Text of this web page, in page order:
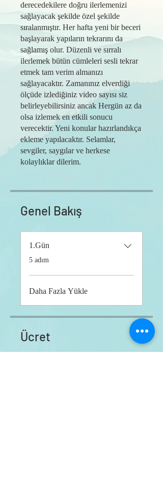
derecedekilere doğru ilerlemenizi
sağlayacak şekilde özel şekilde
sıralanmıştır. Her hafta yeni bir beceri
başlayarak yapıların tekrarını da
sağlamış olur. Düzenli ve sırralı
ilerlemek bütün cümleleri sesli tekrar
etmek tam verim almanızı
sağlayacaktır. Zamanınız elverdiği
ölçüde izlediğiniz video sayısı siz
belirleyebilirsiniz ancak Hergün az da
olsa izlemek en etkili sonucu
verecektir. Yeni konular hazırlandıkça
ekleme yapılacaktır. Selamlar,
sevgiler, saygılar ve herkese
kolaylıklar dilerim.
Genel Bakış
1.Gün
.
5 adım
Daha Fazla Yükle
Ücret